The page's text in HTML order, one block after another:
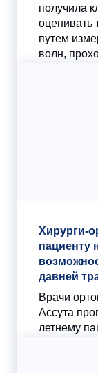
получила
оценивать
путем
волн,
Хирурги-
пациенту
давней
Врачи
Ассута
летнему